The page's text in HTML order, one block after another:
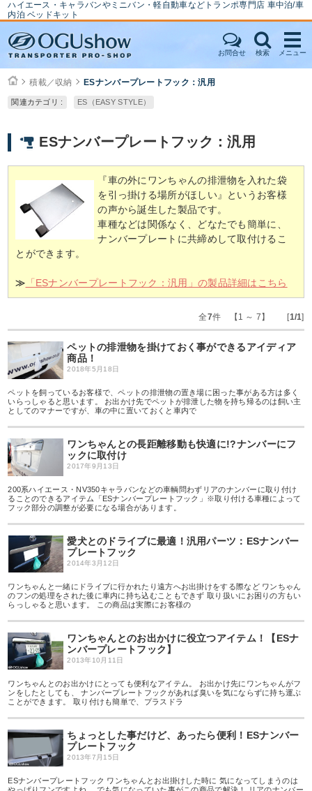
ハイエース・キャラバンやミニバン・軽自動車などトランポ専門店 車中泊/車
内泊 ベッドキット
お問合せ 検索 メニュー
積載／収納 ESナンバープレートフック：汎用
関連カテゴリ : ES（EASY STYLE）
ESナンバープレートフック：汎用
『車の外にワンちゃんの排泄物を入れた袋
を引っ掛ける場所がほしい』というお客様
の声から誕生した製品です。
車種などは関係なく、どなたでも簡単に、
ナンバープレートに共締めして取付けるこ
とができます。
≫ 「ESナンバープレートフック：汎用」の製品詳細はこちら
全7件 【1 ～ 7】 [1/1]
ペットの排泄物を掛けておく事ができるアイディア
商品！
2018年5月18日
ペットを飼っているお客様で、ペットの排泄物の置き場に困った事がある方は多く
いらっしゃると思います。 お出かけ先でペットが排泄した物を持ち帰るのは飼い主
としてのマナーですが、車の中に置いておくと車内で
ワンちゃんとの長距離移動も快適に!?ナンバーにフ
ックに取付け
2017年9月13日
200系ハイエース・NV350キャラバンなどの車輌問わずリアのナンバーに取り付け
ることのできるアイテム「ESナンバープレートフック」※取り付ける車種によって
フック部分の調整が必要になる場合があります。
愛犬とのドライブに最適！汎用パーツ：ESナンバー
プレートフック
2014年3月12日
ワンちゃんと一緒にドライブに行かれたり遠方へお出掛けをする際など ワンちゃん
のフンの処理をされた後に車内に持ち込むこともできず 取り扱いにお困りの方もい
らっしゃると思います。 この商品は実際にお客様の
ワンちゃんとのお出かけに役立つアイテム！【ESナ
ンバープレートフック】
2013年10月11日
ワンちゃんとのお出かけにとっても便利なアイテム。 お出かけ先にワンちゃんがフ
ンをしたとしても、 ナンバープレートフックがあれば臭いを気にならずに持ち運ぶ
ことができます。 取り付けも簡単で、プラスドラ
ちょっとした事だけど、あったら便利！ESナンバー
プレートフック
2013年7月15日
ESナンバープレートフック ワンちゃんとお出掛けした時に 気になってしまうのは